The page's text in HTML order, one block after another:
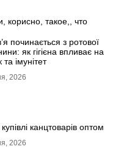
корисно такое, что
починається з ротової
як гігієна впливає на
імунітет
2026
канцтоварів оптом
2026